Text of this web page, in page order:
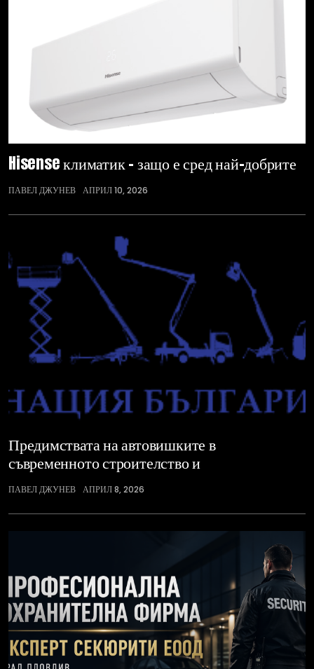
Hisense климатик – защо е сред най-добрите
ПАВЕЛ ДЖУНЕВ АПРИЛ 10, 2026
Предимствата на автовишките в
съвременното строителство и
ПАВЕЛ ДЖУНЕВ АПРИЛ 8, 2026